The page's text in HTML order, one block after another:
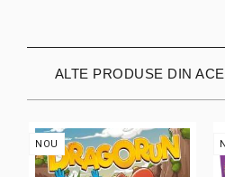
ALTE PRODUSE DIN
NOU